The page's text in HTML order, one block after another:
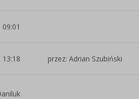
13:18 przez: Adrian Szubiński